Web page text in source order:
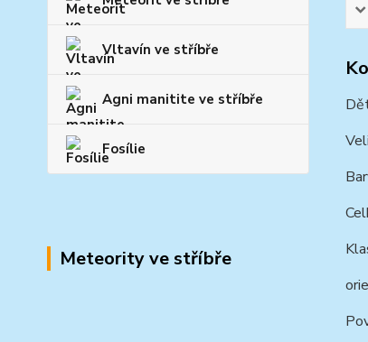
Vltavín ve stříbře
Agni manitite ve stříbře
Fosílie
Meteority ve stříbře